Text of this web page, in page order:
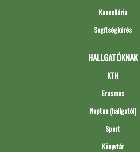
Kancellária
Segítségkérés
HALLGATÓKNAK
KTH
Erasmus
Neptun (hallgatói)
Sport
Könyvtár